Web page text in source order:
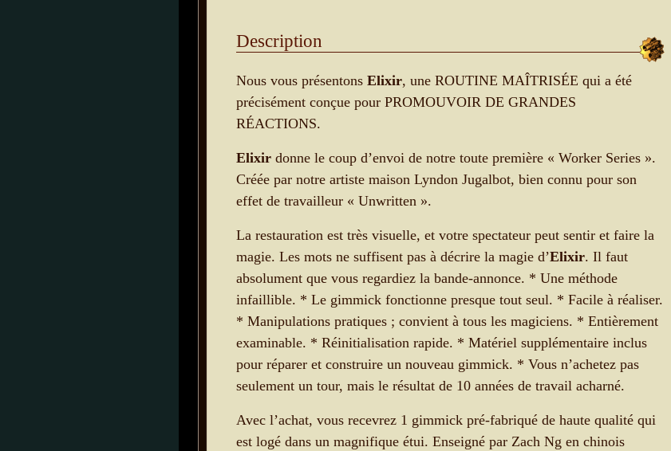
Description
Nous vous présentons Elixir, une ROUTINE MAÎTRISÉE qui a été
précisément conçue pour PROMOUVOIR DE GRANDES
RÉACTIONS.
Elixir donne le coup d’envoi de notre toute première « Worker Series ».
Créée par notre artiste maison Lyndon Jugalbot, bien connu pour son
effet de travailleur « Unwritten ».
La restauration est très visuelle, et votre spectateur peut sentir et faire la
magie. Les mots ne suffisent pas à décrire la magie d’Elixir. Il faut
absolument que vous regardiez la bande-annonce. * Une méthode
infaillible. * Le gimmick fonctionne presque tout seul. * Facile à réaliser.
* Manipulations pratiques ; convient à tous les magiciens. * Entièrement
examinable. * Réinitialisation rapide. * Matériel supplémentaire inclus
pour réparer et construire un nouveau gimmick. * Vous n’achetez pas
seulement un tour, mais le résultat de 10 années de travail acharné.
Avec l’achat, vous recevrez 1 gimmick pré-fabriqué de haute qualité qui
est logé dans un magnifique étui. Enseigné par Zach Ng en chinois